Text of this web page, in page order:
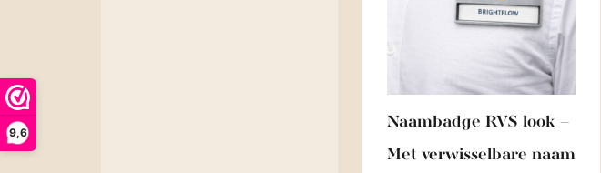
9,6
Naambadge RVS look –
Met verwisselbare naam